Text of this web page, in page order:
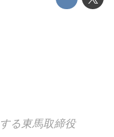
る東馬取締役